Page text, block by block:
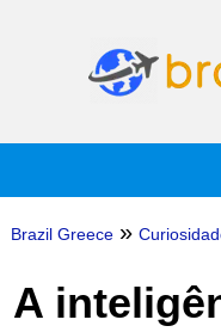
Brazil Greece »
A